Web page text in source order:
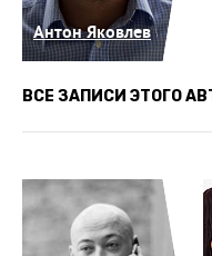
Антон Яковлев
ВСЕ ЗАПИСИ ЭТОГО